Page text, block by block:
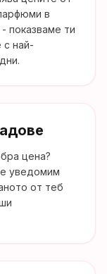
в
показваме ти
с най-
цена?
уведомим
от теб